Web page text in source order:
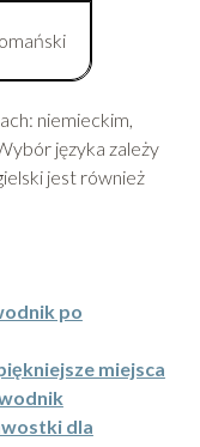
niemieckim,
języka zależy
jest również
po
miejsca
dla